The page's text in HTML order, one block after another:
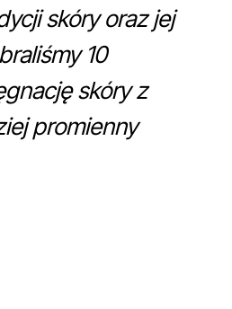
skóry oraz jej
10
skóry z
promienny